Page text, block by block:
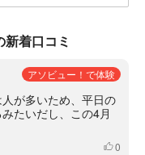
着口コミ
アソビュー！で体験
が多いため、平日の
たいだし、この4月
いいね
0